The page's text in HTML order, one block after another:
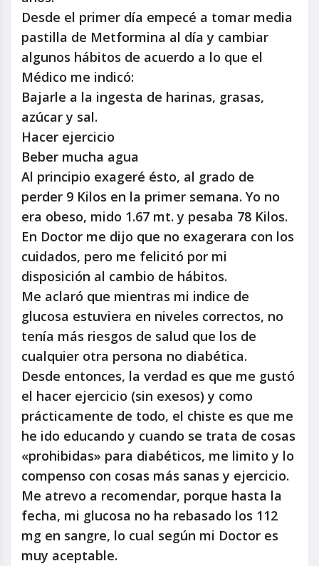
Desde el primer día empecé a tomar media
pastilla de Metformina al día y cambiar
algunos hábitos de acuerdo a lo que el
Médico me indicó:
Bajarle a la ingesta de harinas, grasas,
azúcar y sal.
Hacer ejercicio
Beber mucha agua
Al principio exageré ésto, al grado de
perder 9 Kilos en la primer semana. Yo no
era obeso, mido 1.67 mt. y pesaba 78 Kilos.
En Doctor me dijo que no exagerara con los
cuidados, pero me felicitó por mi
disposición al cambio de hábitos.
Me aclaró que mientras mi indice de
glucosa estuviera en niveles correctos, no
tenía más riesgos de salud que los de
cualquier otra persona no diabética.
Desde entonces, la verdad es que me gustó
el hacer ejercicio (sin exesos) y como
prácticamente de todo, el chiste es que me
he ido educando y cuando se trata de cosas
«prohibidas» para diabéticos, me limito y lo
compenso con cosas más sanas y ejercicio.
Me atrevo a recomendar, porque hasta la
fecha, mi glucosa no ha rebasado los 112
mg en sangre, lo cual según mi Doctor es
muy aceptable.